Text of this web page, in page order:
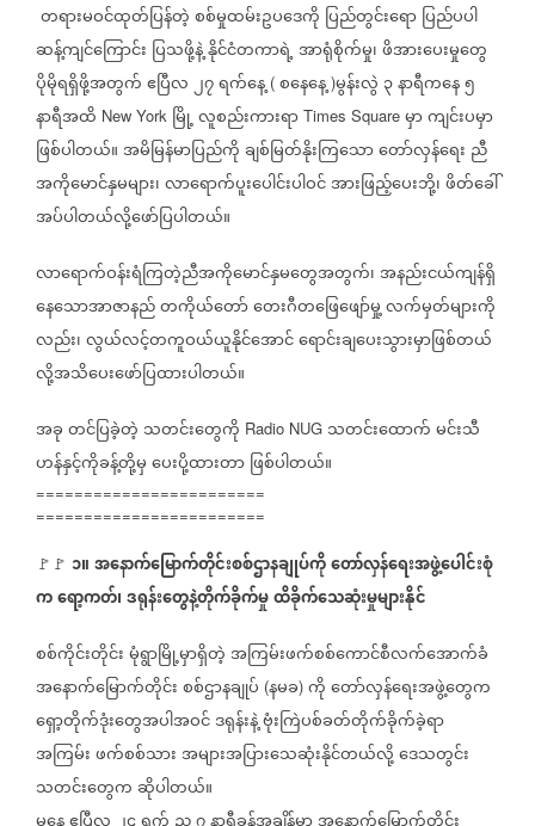
တရားမဝင်ထုတ်ပြန်တဲ့စစ်မှုထမ်းဥပဒေကို ပြည်တွင်းရောပြည်ပပါ
ဆန့်ကျင်ကြောင်း ပြသဖို့နဲ့နိုင်ငံတကာရဲ့အာရုံစိုက်မှု၊ဖိအားပေးမှုတွေ
ပိုမိုရရှိဖို့အတွက်ဧပြီလ၂၇ရက်နေ့ ( စနေနေ့ )မွန်းလွဲ ၃နာရီကနေ၅
နာရီအထိ New York မြို့လူစည်းကားရာ Times Square မှာကျင်းပမှာ
ဖြစ်ပါတယ်။အမိမြန်မာပြည်ကိုချစ်မြတ်နိုးကြသောတော်လှန်ရေး ညီ
အကိုမောင်နှမများ၊လာရောက်ပူးပေါင်းပါဝင်အားဖြည့်ပေးဘို့၊ဖိတ်ခေါ်
အပ်ပါတယ်လို့ဖော်ပြပါတယ်။
လာရောက်ဝန်းရံကြတဲ့ညီအကိုမောင်နှမတွေအတွက်၊အနည်းငယ်ကျန်ရှိ
နေသောအာဇာနည်တကိုယ်တော်တေးဂီတဖြေဖျော်မှု့လက်မှတ်များကို
လည်း၊လွယ်လင့်တကူဝယ်ယူနိုင်အောင်ရောင်းချပေးသွားမှာဖြစ်တယ်
လို့အသိပေးဖော်ပြထားပါတယ်။
အခုတင်ပြခဲ့တဲ့ သတင်းတွေကို Radio NUG သတင်းထောက်မင်းသီ
ဟန်နှင့်ကိုခန့်တို့မှပေးပို့ထားတာဖြစ်ပါတယ်။
========================
========================
🚩🚩 ၁။အနောက်မြောက်တိုင်းစစ်ဌာနချုပ်ကိုတော်လှန်ရေးအဖွဲ့ပေါင်းစုံ
ကရော့ကတ်၊ဒရုန်းတွေနဲ့တိုက်ခိုက်မှုထိခိုက်သေဆုံးမှုများနိုင်
စစ်ကိုင်းတိုင်းမုံရွာမြို့မှာရှိတဲ့အကြမ်းဖက်စစ်ကောင်စီလက်အောက်ခံ
အနောက်မြောက်တိုင်းစစ်ဌာနချုပ် (နမခ) ကိုတော်လှန်ရေးအဖွဲ့တွေက
ရှော့တိုက်ဒုံးတွေအပါအဝင်ဒရုန်းနဲ့ဗုံးကြဲပစ်ခတ်တိုက်ခိုက်ခဲ့ရာ
အကြမ်းဖက်စစ်သားအများအပြားသေဆုံးနိုင်တယ်လို့ဒေသတွင်း
သတင်းတွေကဆိုပါတယ်။